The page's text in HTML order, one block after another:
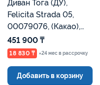
Диван Тога (ДУ),
Felicita Strada 05,
00079076, (Какао),
Евромебель
451 900 ₸
18 830 ₸ ×24 мес в рассрочку
Добавить в корзину